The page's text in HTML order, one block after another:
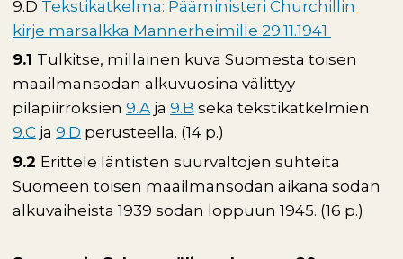
9.D Tekstikatkelma: Pääministeri Churchillin
kirje marsalkka Mannerheimille 29.11.1941
9.1 Tulkitse, millainen kuva Suomesta toisen
maailmansodan alkuvuosina välittyy
pilapiirroksien 9.A ja 9.B sekä tekstikatkelmien
9.C ja 9.D perusteella. (14 p.)
9.2 Erittele läntisten suurvaltojen suhteita
Suomeen toisen maailmansodan aikana sodan
alkuvaiheista 1939 sodan loppuun 1945. (16 p.)